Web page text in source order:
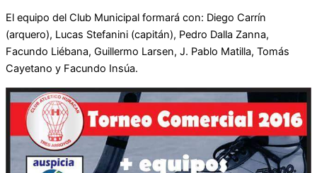
El equipo del Club Municipal formará con: Diego Carrín
(arquero), Lucas Stefanini (capitán), Pedro Dalla Zanna,
Facundo Liébana, Guillermo Larsen, J. Pablo Matilla, Tomás
Cayetano y Facundo Insúa.